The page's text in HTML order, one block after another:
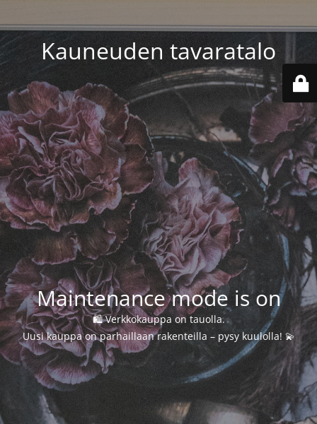
Kauneuden tavaratalo
Maintenance mode is on
🛍️ Verkkokauppa on tauolla.
Uusi kauppa on parhaillaan rakenteilla – pysy kuulolla! 💫